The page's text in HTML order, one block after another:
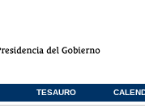
TESAURO